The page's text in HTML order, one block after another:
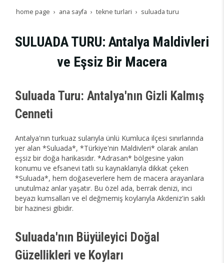
home page ana sayfa tekne turlari suluada turu
SULUADA TURU: Antalya Maldivleri
ve Eşsiz Bir Macera
Suluada Turu: Antalya'nın Gizli Kalmış
Cenneti
Antalya'nın turkuaz sularıyla ünlü Kumluca ilçesi sınırlarında
yer alan *Suluada*, *Türkiye'nin Maldivleri* olarak anılan
eşsiz bir doğa harikasıdır. *Adrasan* bölgesine yakın
konumu ve efsanevi tatlı su kaynaklarıyla dikkat çeken
*Suluada*, hem doğaseverlere hem de macera arayanlara
unutulmaz anlar yaşatır. Bu özel ada, berrak denizi, inci
beyazı kumsalları ve el değmemiş koylarıyla Akdeniz'in saklı
bir hazinesi gibidir.
Suluada'nın Büyüleyici Doğal
Güzellikleri ve Koyları